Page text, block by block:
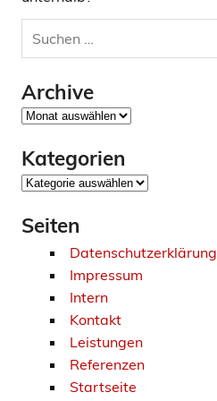
Archive
Archive
Kategorien
Kategorien
Seiten
Datenschutzerklärung
Impressum
Intern
Kontakt
Leistungen
Referenzen
Startseite